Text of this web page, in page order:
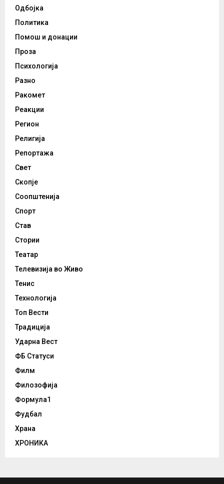
Одбојка
Политика
Помош и донации
Проза
Психологија
Разно
Ракомет
Реакции
Регион
Религија
Репортажа
Свет
Скопје
Соопштенија
Спорт
Став
Стории
Театар
Телевизија во Живо
Тенис
Технологија
Топ Вести
Традиција
Ударна Вест
ФБ Статуси
Филм
Филозофија
Формула1
Фудбал
Храна
ХРОНИКА